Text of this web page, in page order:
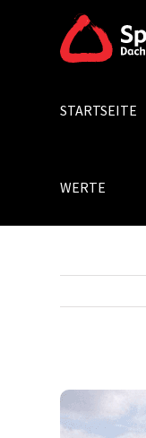
Search
STARTSEITE
WERTE